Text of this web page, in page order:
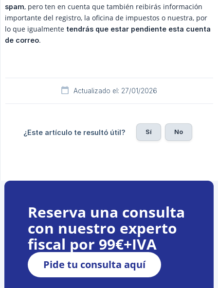
spam, pero ten en cuenta que también reibirás información
importante del registro, la oficina de impuestos o nuestra, por
lo que igualmente tendrás que estar pendiente esta cuenta
de correo.
Actualizado el: 27/01/2026
¿Este artículo te resultó útil? Sí No
Reserva una consulta
con nuestro experto
fiscal por 99€+IVA
Pide tu consulta aquí